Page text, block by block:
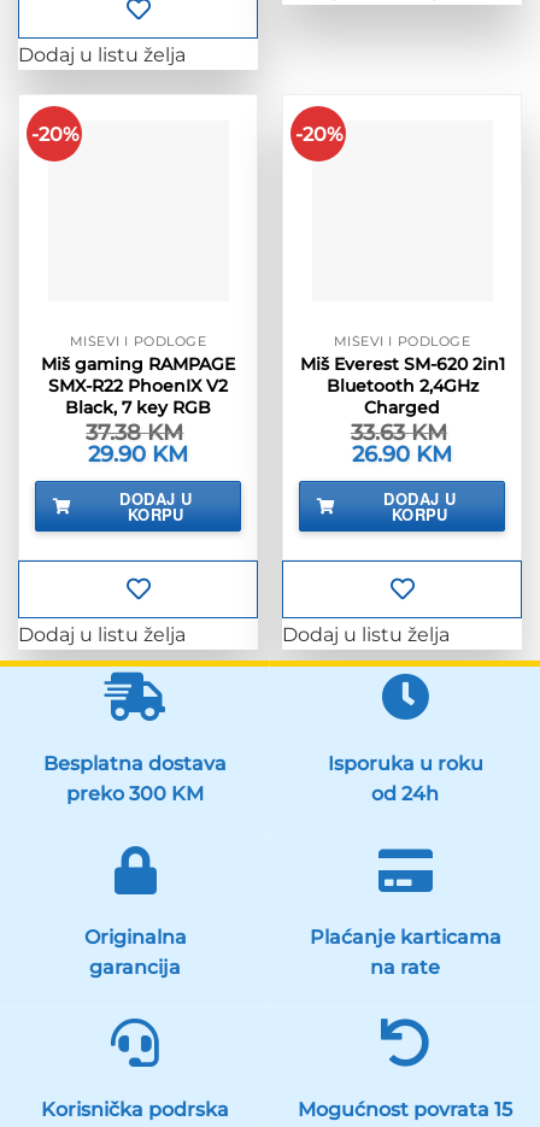
Dodaj u listu želja
-20%
MIŠEVI I PODLOGE
Miš gaming RAMPAGE
SMX-R22 PhoenIX V2
Black, 7 key RGB
37.38KM
Izvorna
cijena
bila
37.38 KM.
29.90 KM
je:
29.90 KM.
DODAJ U
KORPU
Dodaj u listu želja
-20%
MIŠEVI I PODLOGE
Miš Everest SM-620 2in1
Bluetooth 2,4GHz
Charged
33.63KM
Izvorna
cijena
bila
33.63 KM.
26.90 KM
je:
26.90 KM.
DODAJ U
KORPU
Dodaj u listu želja
Besplatna dostava
preko 300 KM
Isporuka u roku
od 24h
Originalna
garancija
Plaćanje karticama
na rate
Korisnička podrska
Mogućnost povrata 15